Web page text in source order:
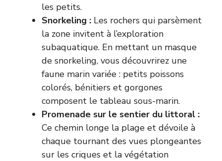
les petits.
Snorkeling : Les rochers qui parsèment
la zone invitent à l’exploration
subaquatique. En mettant un masque
de snorkeling, vous découvrirez une
faune marin variée : petits poissons
colorés, bénitiers et gorgones
composent le tableau sous-marin.
Promenade sur le sentier du littoral :
Ce chemin longe la plage et dévoile à
chaque tournant des vues plongeantes
sur les criques et la végétation